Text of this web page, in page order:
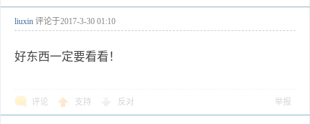
liuxin 评论于2017-3-30 01:10
好东西一定要看看！
评论 支持 反对 举报